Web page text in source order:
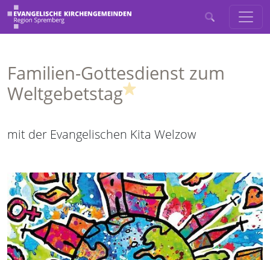
Familien-Gottesdienst zum
Weltgebetstag
(Highlight)
mit der Evangelischen Kita Welzow